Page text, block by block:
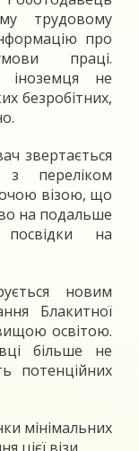
трудовому
про
праці.
іноземця не
безробітних,
звертається
з переліком
візою, що
на подальше
на
новим
Блакитної
освітою.
більше не
потенційних
мінімальних